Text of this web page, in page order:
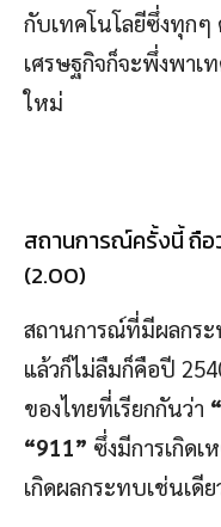
กับเทคโนโลยีซึ่งทุก
เศรษฐกิจก็จะพึ่งพาเ
ใหม่
สถานการณ์ครั้งนี้ ถือ
(2.00)
สถานการณ์ที่มีผลกร
แล้วก็ไม่ลืมก็คือปี
ของไทยที่เรียกกันว่า
“911” ซึ่งมีการเกิด
เกิดผลกระทบเช่นเดี